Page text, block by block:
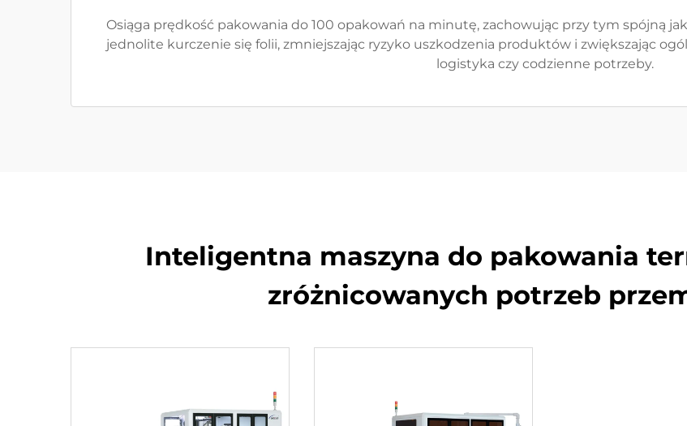
Osiąga prędkość pakowania do 100 opakowań na minutę, zachowując przy tym spójną
jednolite kurczenie się folii, zmniejszając ryzyko uszkodzenia produktów i zwiększając
logistyka czy codzienne potrzeby.
Inteligentna maszyna do pakowania
zróżnicowanych potrzeb